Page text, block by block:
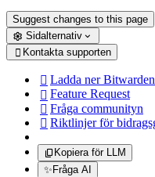
Suggest changes to this page
Sidalternativ
 Kontakta supporten
 Ladda ner Bitwarden
 Feature Request
 Fråga communityn
 Riktlinjer för
Kopiera för LLM
✨Fråga AI